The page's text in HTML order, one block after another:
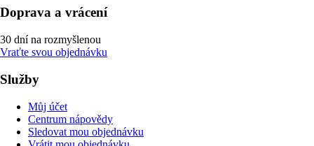
Doprava a vrácení
30 dní na rozmyšlenou
Vraťte svou objednávku
Služby
Můj účet
Centrum nápovědy
Sledovat mou objednávku